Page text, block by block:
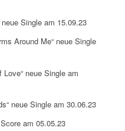
neue Single am 15.09.23
Around Me“ neue Single
neue Single am
neue Single am 30.06.23
am 05.05.23